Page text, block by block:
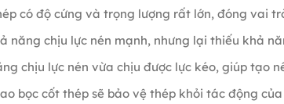
có độ cứng và trọng lượng rất lớn, đóng vai
năng chịu lực nén mạnh, nhưng lại thiếu khả
chịu lực nén vừa chịu được lực kéo, giúp tạo
bọc cốt thép sẽ bảo vệ thép khỏi tác động